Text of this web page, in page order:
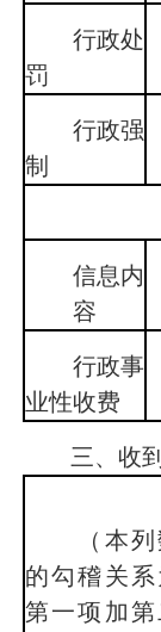
行政处
罚
行政强
制
信息内
容
行政事
业性收费
三、收
（本列
的勾稽关系
第一项加第